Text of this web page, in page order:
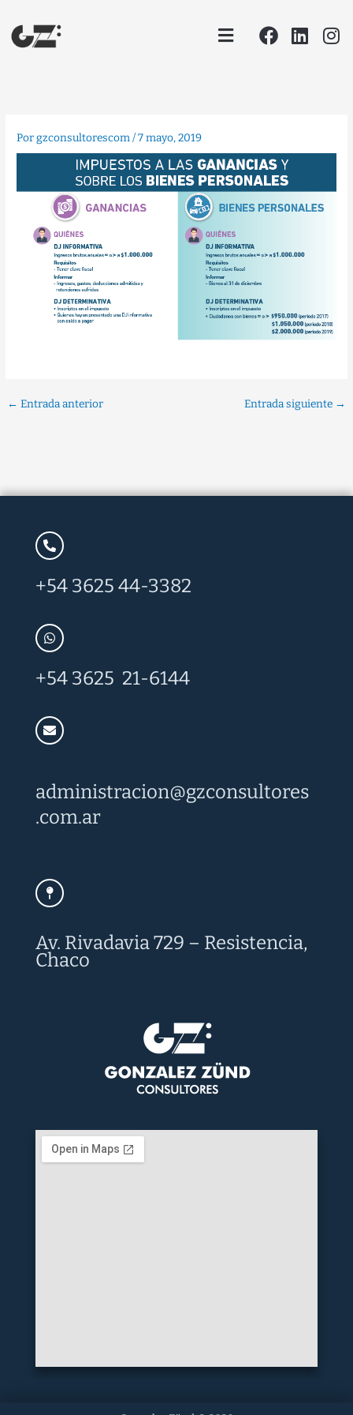
contenido
Menu Facebook
Porgzconsultorescom/7 mayo, 2019
← Entrada anterior Entrada siguiente →
+54 3625 44-3382
+54 3625 21-6144
administracion@gzconsultores
.com.ar
Av. Rivadavia 729 – Resistencia,
Chaco